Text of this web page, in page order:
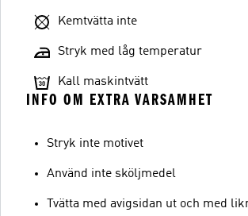
Kemtvätta inte
Stryk med låg temperatur
Kall maskintvätt
INFO OM EXTRA VARSAMHET
Stryk inte motivet
Använd inte sköljmedel
Tvätta med avigsidan ut och med